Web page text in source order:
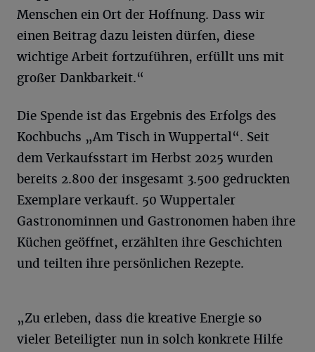
Menschen ein Ort der Hoffnung. Dass wir
einen Beitrag dazu leisten dürfen, diese
wichtige Arbeit fortzuführen, erfüllt uns mit
großer Dankbarkeit.“
Die Spende ist das Ergebnis des Erfolgs des
Kochbuchs „Am Tisch in Wuppertal“. Seit
dem Verkaufsstart im Herbst 2025 wurden
bereits 2.800 der insgesamt 3.500 gedruckten
Exemplare verkauft. 50 Wuppertaler
Gastronominnen und Gastronomen haben ihre
Küchen geöffnet, erzählten ihre Geschichten
und teilten ihre persönlichen Rezepte.
„Zu erleben, dass die kreative Energie so
vieler Beteiligter nun in solch konkrete Hilfe